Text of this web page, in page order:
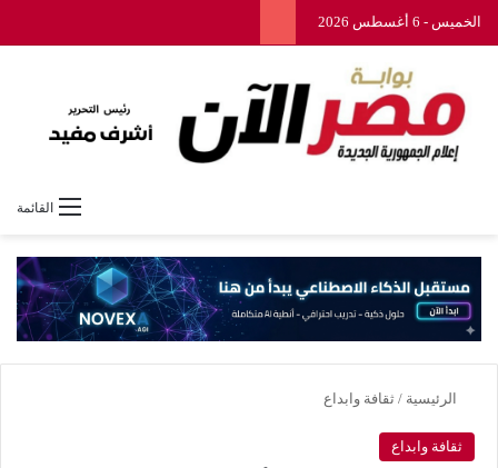
الخميس - 6 أغسطس 2026
القائمة
الرئيسية / ثقافة وابداع
ثقافة وابداع